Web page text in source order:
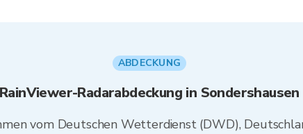
ABDECKUNG
RainViewer-Radarabdeckung in Sondershausen
vom Deutschen Wetterdienst (DWD),